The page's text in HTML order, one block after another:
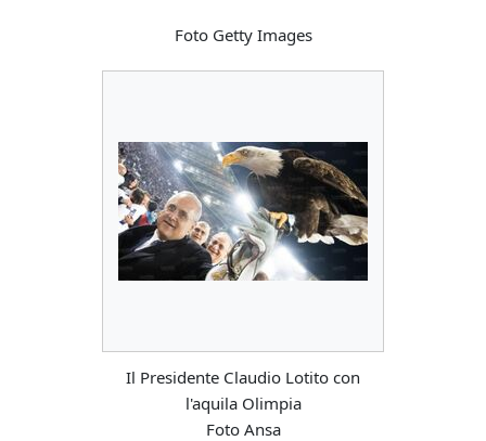
Foto Getty Images
Il Presidente Claudio Lotito con
l'aquila Olimpia
Foto Ansa